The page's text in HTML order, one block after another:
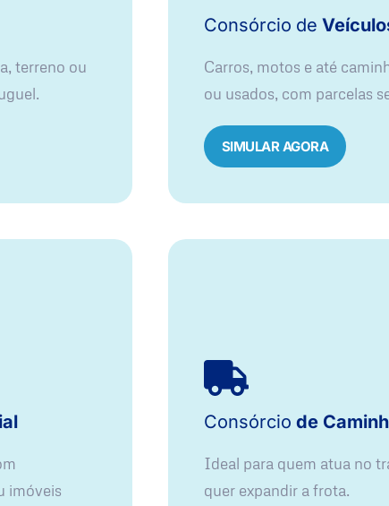
terreno ou
Consórcio de
Carros, motos e até
ou usados, com parcelas
SIMULAR AGORA
imóveis
Consórcio de
Ideal para quem atua no
quer expandir a frota.